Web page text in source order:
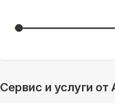
Сервис и услуги